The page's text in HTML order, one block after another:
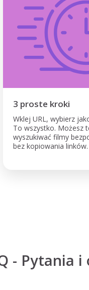
3 proste kroki
Wklej URL, wybierz
To wszystko. Możesz
wyszukiwać filmy
bez kopiowania linków.
- Pytania